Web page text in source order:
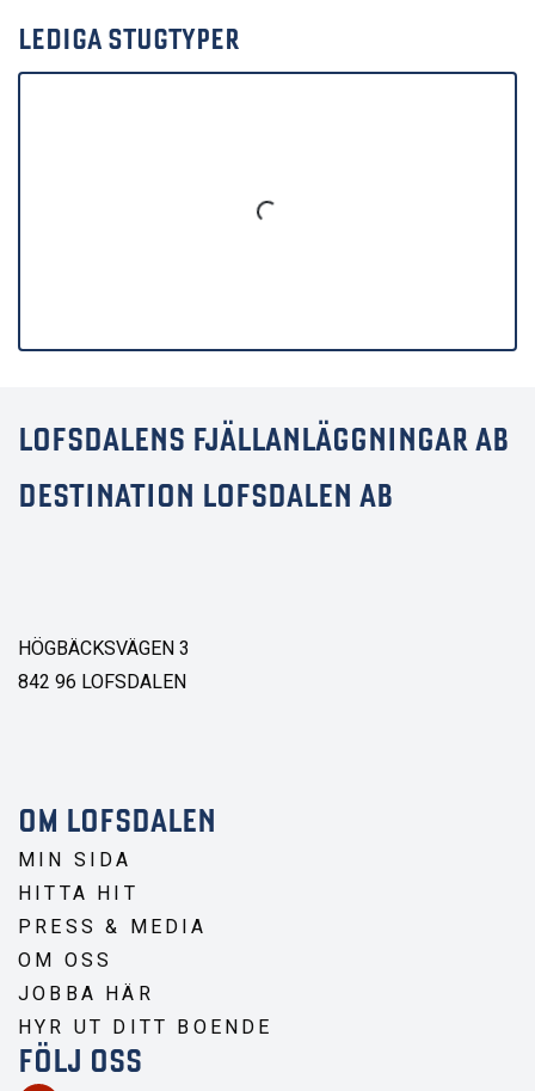
LEDIGA STUGTYPER
LOFSDALENS FJÄLLANLÄGGNINGAR AB
DESTINATION LOFSDALEN AB
HÖGBÄCKSVÄGEN 3
842 96 LOFSDALEN
OM LOFSDALEN
MIN SIDA
HITTA HIT
PRESS & MEDIA
OM OSS
JOBBA HÄR
HYR UT DITT BOENDE
FÖLJ OSS